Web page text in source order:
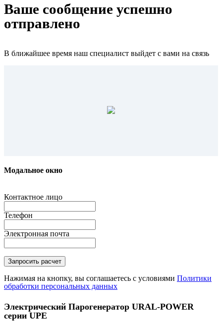
Ваше сообщение успешно
отправлено
В ближайшее время наш специалист выйдет с вами на связь
Модальное окно
Контактное лицо
Телефон
Электронная почта
Нажимая на кнопку, вы соглашаетесь с условиями Политики
обработки персональных данных
Электрический Парогенератор URAL-POWER
серии UPE